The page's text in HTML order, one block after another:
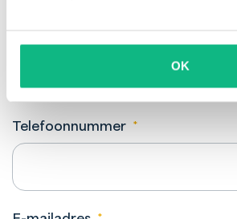
OK
Telefoonnummer *